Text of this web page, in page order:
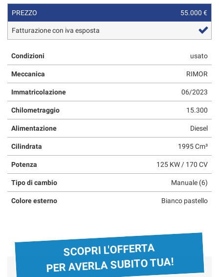
PREZZO 55.000 €
Fatturazione con iva esposta
Condizioni usato
Meccanica RIMOR
Immatricolazione 06/2023
Chilometraggio 15.300
Alimentazione Diesel
Cilindrata 1995 Cm³
Potenza 125 KW / 170 CV
Tipo di cambio Manuale (6)
Colore esterno Bianco pastello
SCOPRI L'OFFERTA
PER AVERLA SUBITO TUA!